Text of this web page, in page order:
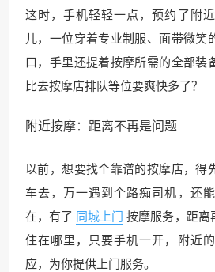
这时，手机轻轻一点，预约了附
儿，一位穿着专业制服、面带微笑
口，手里还提着按摩所需的全部装
比去按摩店排队等位要爽快多了？
附近按摩：距离不再是问题
以前，想要找个靠谱的按摩店，得
车去，万一遇到个路痴司机，还
在，有了 同城上门 按摩服务，距离
住在哪里，只要手机一开，附近
应，为你提供上门服务。